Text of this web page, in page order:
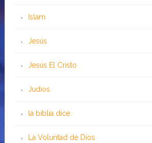
Islam
Jesús
Jesús El Cristo
Judíos
la biblia dice
La Voluntad de Dios